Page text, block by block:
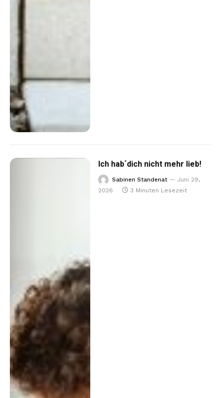
Ich hab´dich nicht mehr lieb!
Sabinen Standenat
Juni 29,
2026
3 Minuten Lesezeit